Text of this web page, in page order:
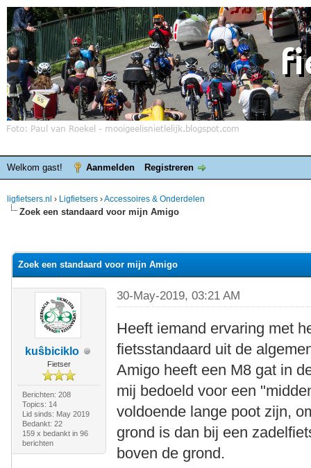
Welkom gast! Aanmelden Registreren
ligfietsers.nl › Ligfietsers ›Accessoires & Onderdelen
Zoek een standaard voor mijn Amigo
Zoek een standaard voor mijn Amigo
kuŝbiciklo
Fietser
Berichten: 208
Topics: 14
Lid sinds: May 2019
Bedankt: 22
159 x bedankt in 96
berichten
30-May-2019, 03:21 AM
Heeft iemand ervaring met
fietsstandaard uit de
Amigo heeft een M8 gat in
mij bedoeld voor een
voldoende lange poot zijn,
grond is dan bij een
boven de grond.